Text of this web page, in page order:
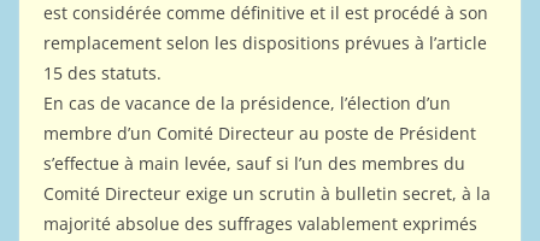
est considérée comme définitive et il est procédé à son
remplacement selon les dispositions prévues à l’article
15 des statuts.
En cas de vacance de la présidence, l’élection d’un
membre d’un Comité Directeur au poste de Président
s’effectue à main levée, sauf si l’un des membres du
Comité Directeur exige un scrutin à bulletin secret, à la
majorité absolue des suffrages valablement exprimés